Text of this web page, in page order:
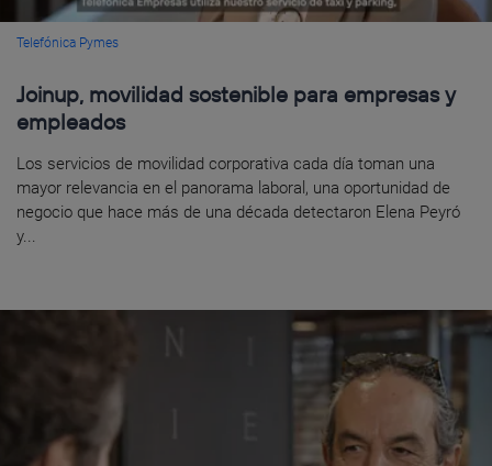
Telefónica Pymes
Joinup, movilidad sostenible para empresas y
empleados
Los servicios de movilidad corporativa cada día toman una
mayor relevancia en el panorama laboral, una oportunidad de
negocio que hace más de una década detectaron Elena Peyró
y...